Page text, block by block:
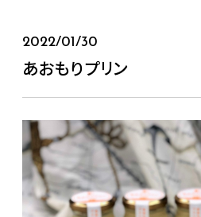
2022/01/30
あおもりプリン